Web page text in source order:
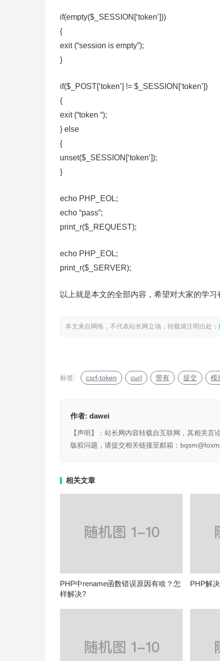
if(empty($_SESSION[‘token’]))
{
exit (“session is empty”);
}
if($_POST[‘token’] != $_SESSION[‘token’])
{
exit (“token “);
} else
{
unset($_SESSION[‘token’]);
}
echo PHP_EOL;
echo “pass”;
print_r($_REQUEST);
echo PHP_EOL;
print_r($_SERVER);
以上就是本文的全部内容，希望对大家的学
本文来自网络，不代表站长网立场，转载请注明出处：
标签: csrf-token curl 带有 提交 模
作者: dawei
【声明】：站长网内容转载自互联网，其相关
版权问题，请提交相关链接至邮箱：
相关文章
PHP中rename函数错误原因有啥？怎
样解决?
PHP解